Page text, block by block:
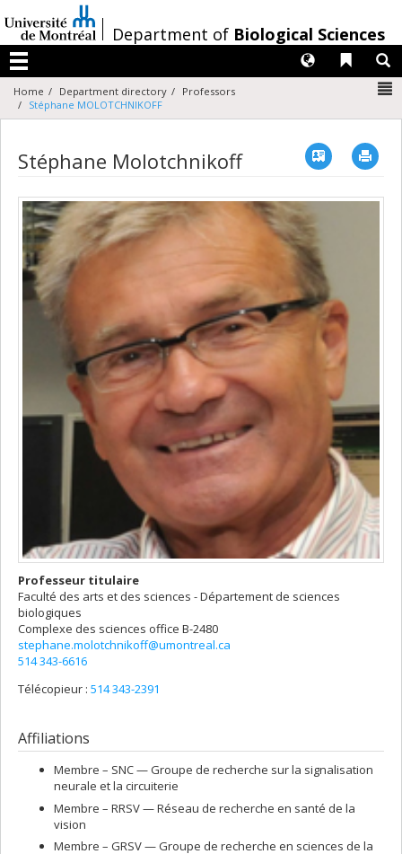
au
contenu
/Department of Biological Sciences
Menu
Liens
Langues
Home Department directory
Professors
Stéphane MOLOTCHNIKOFF
Stéphane Molotchnikoff Vcard
Professeur titulaire
Faculté des arts et des sciences - Département de sciences
biologiques
Complexe des sciences office B-2480
stephane.molotchnikoff@umontreal.ca
514 343-6616
Télécopieur : 514 343-2391
Affiliations
Membre – SNC — Groupe de recherche sur la signalisation
neurale et la circuiterie
Membre – RRSV — Réseau de recherche en santé de la
vision
Membre – GRSV — Groupe de recherche en sciences de la